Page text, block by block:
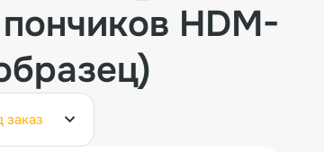
HDM-
заказ